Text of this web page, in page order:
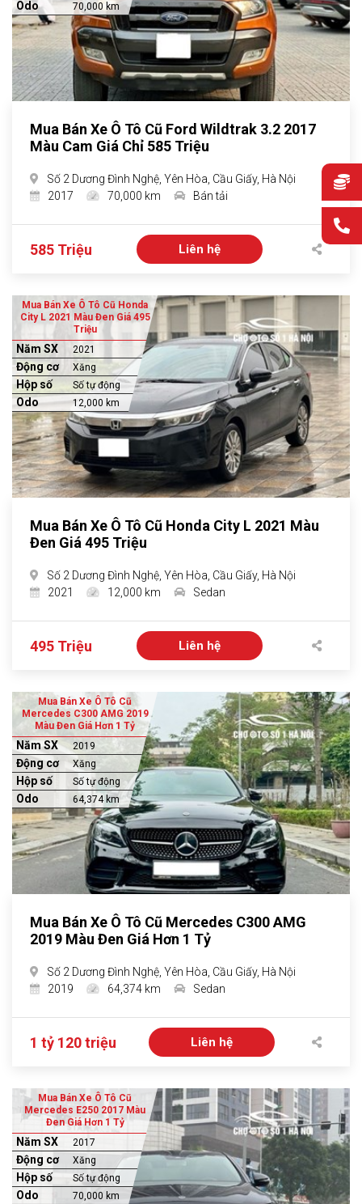
Odo 70,000 km
Mua Bán Xe Ô Tô Cũ Ford Wildtrak 3.2 2017
Màu Cam Giá Chỉ 585 Triệu
Số 2 Dương Đình Nghệ, Yên Hòa, Cầu Giấy, Hà Nội
2017
70,000 km Bán tải
585 Triệu Liên hệ
Mua Bán Xe Ô Tô Cũ Honda
City L 2021 Màu Đen Giá 495
Triệu
Năm SX 2021
Động cơ Xăng
Hộp số Số tự động
Odo 12,000 km
Mua Bán Xe Ô Tô Cũ Honda City L 2021 Màu
Đen Giá 495 Triệu
Số 2 Dương Đình Nghệ, Yên Hòa, Cầu Giấy, Hà Nội
2021
12,000 km Sedan
495 Triệu Liên hệ
Mua Bán Xe Ô Tô Cũ
Mercedes C300 AMG 2019
Màu Đen Giá Hơn 1 Tỷ
Năm SX 2019
Động cơ Xăng
Hộp số Số tự động
Odo 64,374 km
Mua Bán Xe Ô Tô Cũ Mercedes C300 AMG
2019 Màu Đen Giá Hơn 1 Tỷ
Số 2 Dương Đình Nghệ, Yên Hòa, Cầu Giấy, Hà Nội
2019
64,374 km Sedan
1 tỷ 120 triệu Liên hệ
Mua Bán Xe Ô Tô Cũ
Mercedes E250 2017 Màu
Đen Giá Hơn 1 Tỷ
Năm SX 2017
Động cơ Xăng
Hộp số Số tự động
Odo 70,000 km